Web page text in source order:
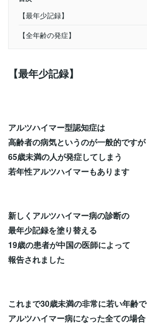
【最年少記録】
【全年齢の発症】
【最年少記録】
アルツハイマー型認知症は
高齢者の病気というのが一般的ですが
65歳未満の人が発症してしまう
若年性アルツハイマーもあります
新しくアルツハイマー病の診断の
最年少記録を塗り替える
19歳の患者が中国の医師によって
報告されました
これまで30歳未満の非常に若い年齢で
アルツハイマー病になった全ての場合